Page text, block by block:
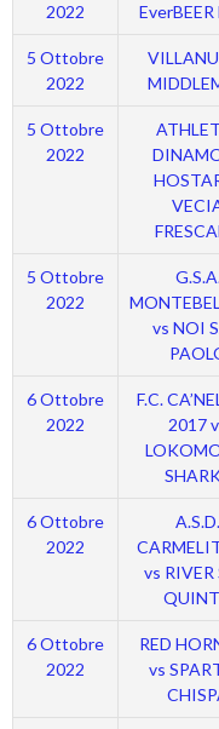
2022
EverBEER
5 Ottobre
2022
5 Ottobre
2022
5 Ottobre
2022
vs NOI
6 Ottobre
2022
F.C.
2017
6 Ottobre
2022
A.S.D.
vs RIVER
6 Ottobre
2022
RED
vs